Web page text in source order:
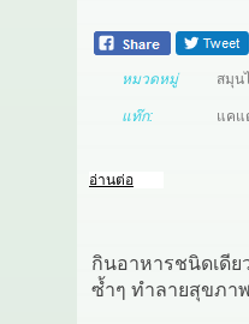
หมวดหมู่ สมุน
แท๊ก: แคแ
อ่านต่อ
กินอาหารชนิดเดีย
ซ้ำๆ ทำลายสุขภาพ